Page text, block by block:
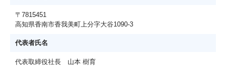
〒7815451
高知県香南市香我美町上分字大谷1090-3
代表者氏名
代表取締役社長 山本 樹育